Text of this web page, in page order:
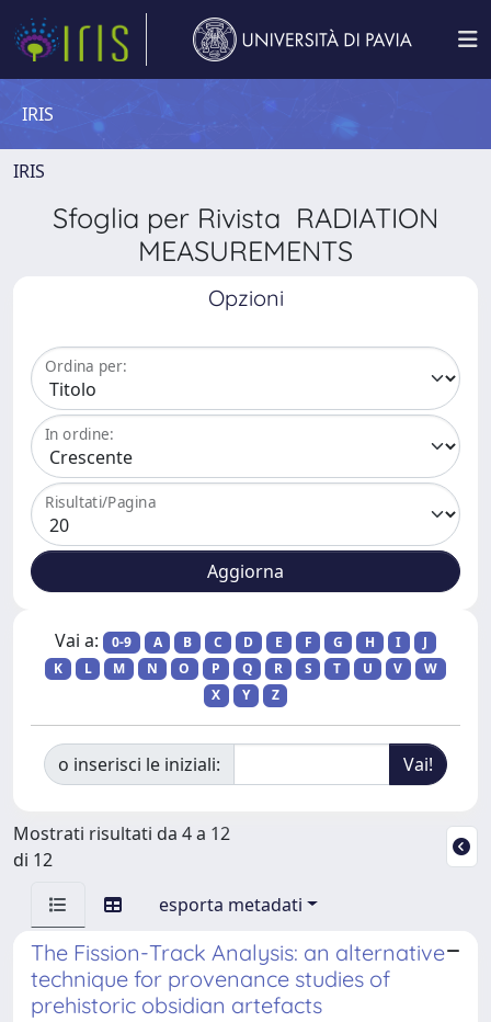
IRIS
IRIS
Sfoglia per Rivista RADIATION
MEASUREMENTS
Opzioni
Ordina per:
In ordine:
Risultati/Pagina
Vai a: 0-9 A B C D E F G H I
J
K
L M N O P Q R S T U V
W
X
Y Z
o inserisci le iniziali:
Mostrati risultati da 4 a 12
di 12
esporta metadati
The Fission-Track Analysis: an alternative
technique for provenance studies of
prehistoric obsidian artefacts